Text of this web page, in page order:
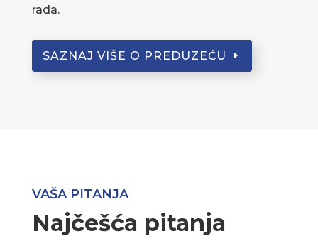
rada.
SAZNAJ VIŠE O PREDUZEĆU
VAŠA PITANJA
Najčešća pitanja